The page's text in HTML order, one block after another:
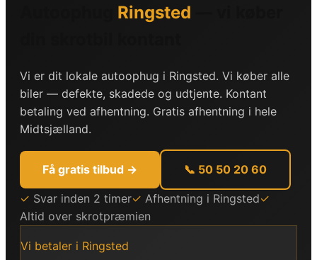
Ringsted
Vi er dit lokale autoophug i Ringsted. Vi køber alle
biler — defekte, skadede og udtjente. Kontant
betaling ved afhentning. Gratis afhentning i hele
Midtsjælland.
Få gratis tilbud → 📞 50 50 20 60
✓ Svar inden 2 timer✓ Afhentning i Ringsted✓
Altid over skrotpræmien
Vi betaler i Ringsted